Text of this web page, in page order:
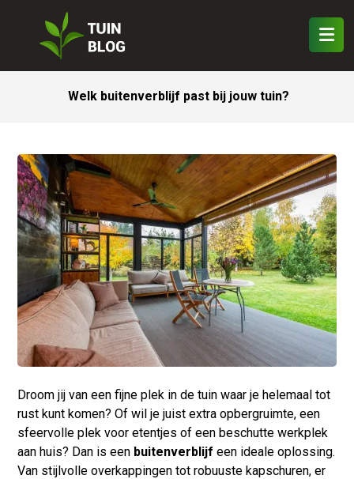
Welk buitenverblijf past bij jouw tuin?
Droom jij van een fijne plek in de tuin waar je helemaal tot
rust kunt komen? Of wil je juist extra opbergruimte, een
sfeervolle plek voor etentjes of een beschutte werkplek
aan huis? Dan is een buitenverblijf een ideale oplossing.
Van stijlvolle overkappingen tot robuuste kapschuren, er